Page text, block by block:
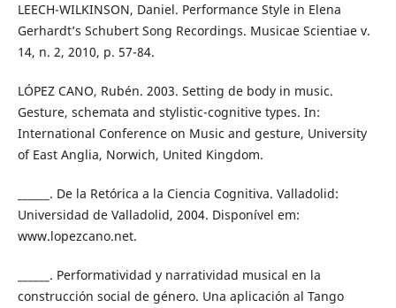
LEECH-WILKINSON, Daniel. Performance Style in Elena
Gerhardt’s Schubert Song Recordings. Musicae Scientiae v.
14, n. 2, 2010, p. 57-84.
LÓPEZ CANO, Rubén. 2003. Setting de body in music.
Gesture, schemata and stylistic-cognitive types. In:
International Conference on Music and gesture, University
of East Anglia, Norwich, United Kingdom.
______. De la Retórica a la Ciencia Cognitiva. Valladolid:
Universidad de Valladolid, 2004. Disponível em:
www.lopezcano.net.
______. Performatividad y narratividad musical en la
construcción social de género. Una aplicación al Tango